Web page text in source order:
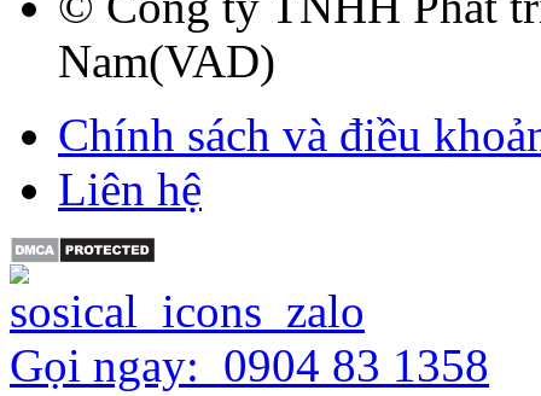
Nam(VAD)
Chính sách và điều
Liên hệ
Gọi ngay: 0904 83 1358